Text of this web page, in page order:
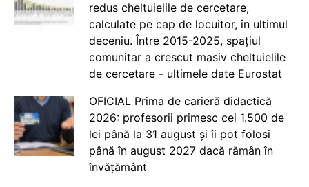
redus cheltuielile de cercetare,
calculate pe cap de locuitor, în ultimul
deceniu. Între 2015-2025, spațiul
comunitar a crescut masiv cheltuielile
de cercetare - ultimele date Eurostat
OFICIAL Prima de carieră didactică
2026: profesorii primesc cei 1.500 de
lei până la 31 august și îi pot folosi
până în august 2027 dacă rămân în
învățământ